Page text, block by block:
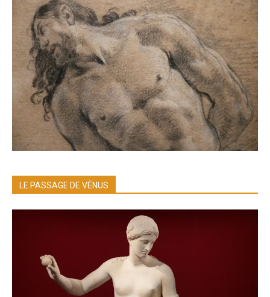
LE PASSAGE DE VÉNUS